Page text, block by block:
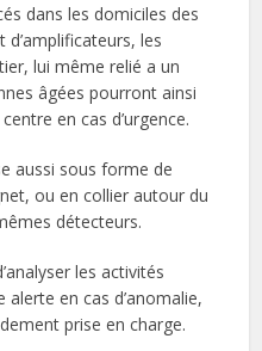
dans les domiciles des
les
lui même relié a un
âgées pourront ainsi
en cas d’urgence.
aussi sous forme de
ou en collier autour du
détecteurs.
les activités
en cas d’anomalie,
prise en charge.